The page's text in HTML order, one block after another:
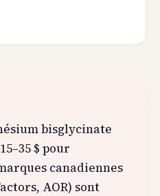
bisglycinate
$ pour
canadiennes
AOR) sont